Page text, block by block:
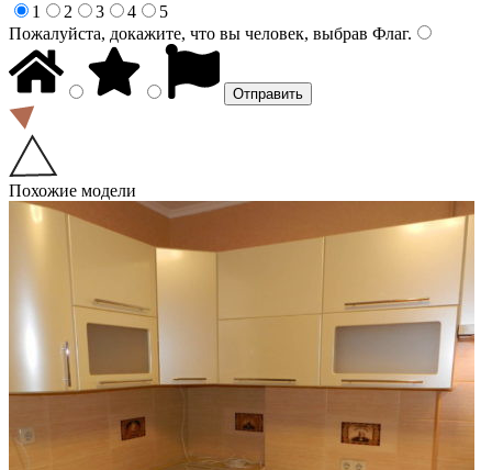
1
2 3 4
5
Пожалуйста, докажите, что вы человек, выбрав Флаг.
Похожие модели